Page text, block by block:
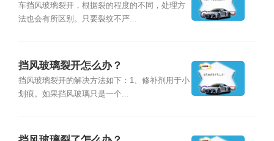
车挡风玻璃裂开，根据裂的程度的不同，处理方
法也会有所区别。只要裂纹不严...
挡风玻璃裂开怎么办？
挡风玻璃裂开的解决方法如下：1、修补剂用于小
划痕。如果挡风玻璃只是一个...